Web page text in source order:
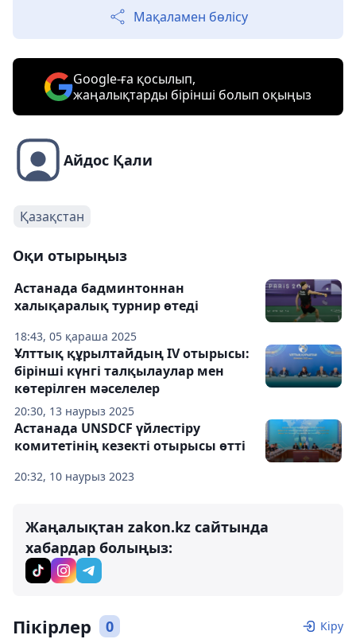
Мақаламен бөлісу
Google-ға қосылып,
жаңалықтарды бірінші болып оқыңыз
Айдос Қали
Қазақстан
Оқи отырыңыз
18:43, 05 қараша 2025
Астанада бадминтоннан
халықаралық турнир өтеді
20:30, 13 наурыз 2025
Ұлттық құрылтайдың IV отырысы:
бірінші күнгі талқылаулар мен
көтерілген мәселелер
20:32, 10 наурыз 2023
Астанада UNSDCF үйлестіру
комитетінің кезекті отырысы өтті
Жаңалықтан zakon.kz сайтында
хабардар болыңыз:
Пікірлер 0 Кіру